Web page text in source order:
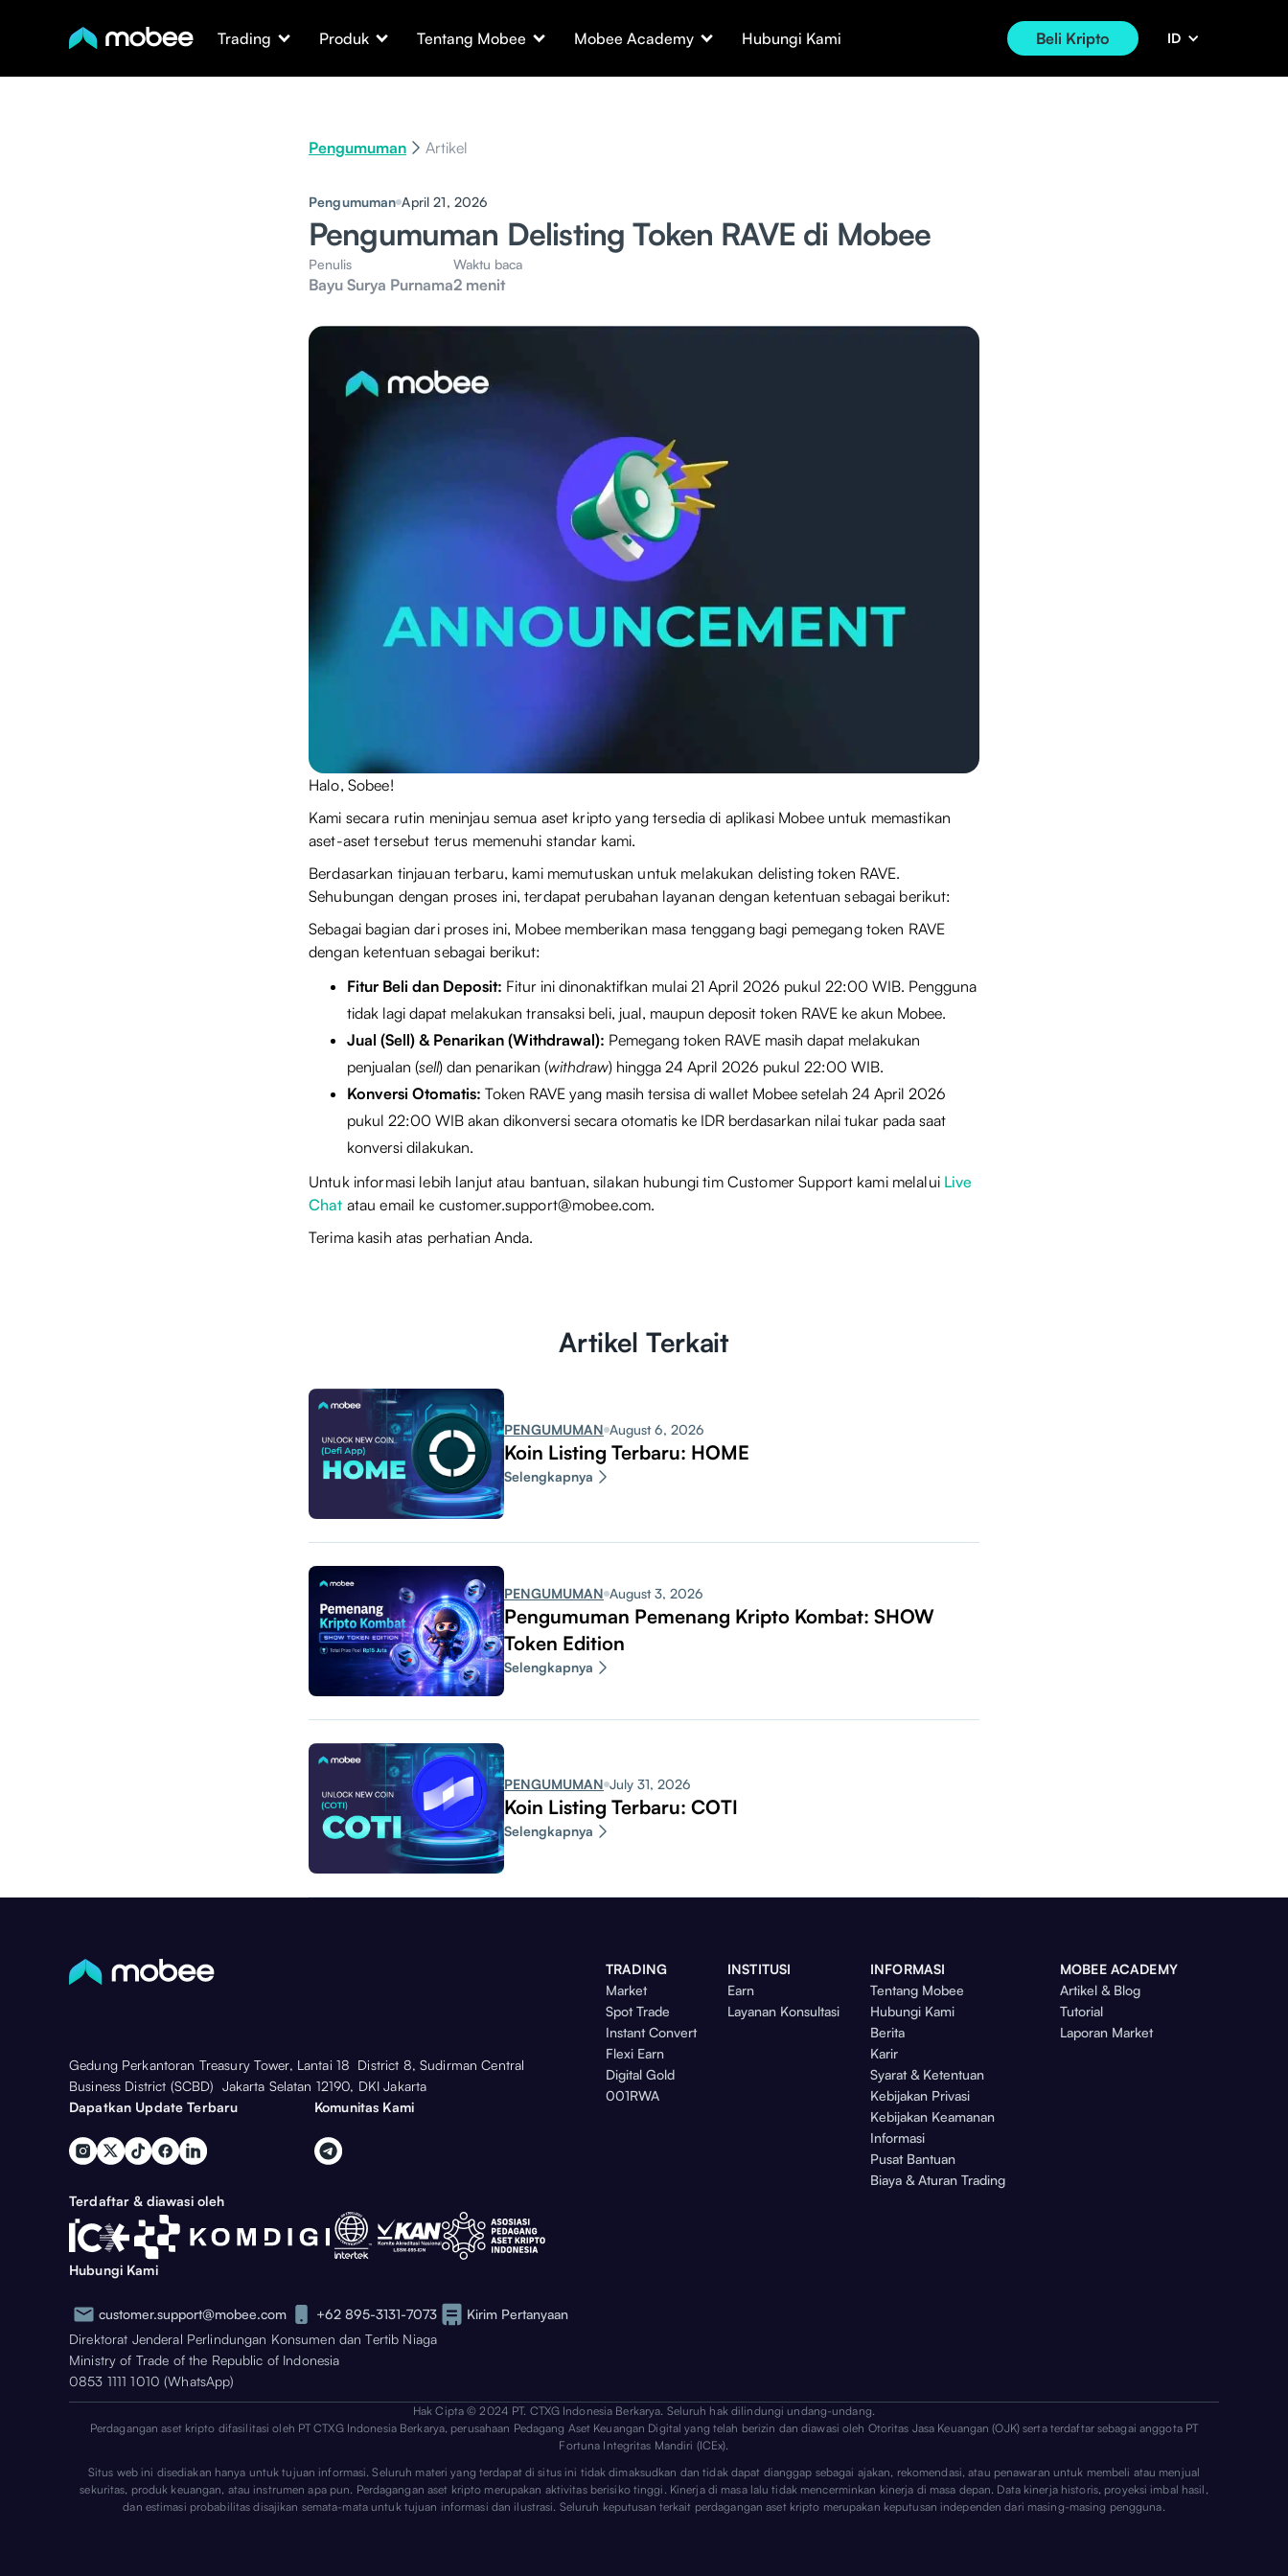
Trading Produk Tentang Mobee Mobee Academy Hubungi Kami Beli Kripto ID
Pengumuman Artikel
Pengumuman April 21, 2026
Pengumuman Delisting Token RAVE di Mobee
Penulis
Bayu Surya Purnama
Waktu baca
2 menit
Halo, Sobee!
Kami secara rutin meninjau semua aset kripto yang tersedia di aplikasi Mobee untuk memastikan
aset-aset tersebut terus memenuhi standar kami.
Berdasarkan tinjauan terbaru, kami memutuskan untuk melakukan delisting token RAVE.
Sehubungan dengan proses ini, terdapat perubahan layanan dengan ketentuan sebagai berikut:
Sebagai bagian dari proses ini, Mobee memberikan masa tenggang bagi pemegang token RAVE
dengan ketentuan sebagai berikut:
Fitur Beli dan Deposit: Fitur ini dinonaktifkan mulai 21 April 2026 pukul 22:00 WIB. Pengguna
tidak lagi dapat melakukan transaksi beli, jual, maupun deposit token RAVE ke akun Mobee.
Jual (Sell) & Penarikan (Withdrawal): Pemegang token RAVE masih dapat melakukan
penjualan (sell) dan penarikan (withdraw) hingga 24 April 2026 pukul 22:00 WIB.
Konversi Otomatis: Token RAVE yang masih tersisa di wallet Mobee setelah 24 April 2026
pukul 22:00 WIB akan dikonversi secara otomatis ke IDR berdasarkan nilai tukar pada saat
konversi dilakukan.
Untuk informasi lebih lanjut atau bantuan, silakan hubungi tim Customer Support kami melalui Live
Chat atau email ke customer.support@mobee.com.
Terima kasih atas perhatian Anda.
Artikel Terkait
PENGUMUMAN August 6, 2026
Koin Listing Terbaru: HOME
Selengkapnya
PENGUMUMAN August 3, 2026
Pengumuman Pemenang Kripto Kombat: SHOW
Token Edition
Selengkapnya
PENGUMUMAN July 31, 2026
Koin Listing Terbaru: COTI
Selengkapnya
Gedung Perkantoran Treasury Tower, Lantai 18 District 8, Sudirman Central
Business District (SCBD) Jakarta Selatan 12190, DKI Jakarta
Dapatkan Update Terbaru
Komunitas Kami
TRADING
Market
Spot Trade
Instant Convert
Flexi Earn
Digital Gold
001RWA
INSTITUSI
Earn
Layanan Konsultasi
INFORMASI
Tentang Mobee
Hubungi Kami
Berita
Karir
Syarat & Ketentuan
Kebijakan Privasi
Kebijakan Keamanan
Informasi
Pusat Bantuan
Biaya & Aturan Trading
MOBEE ACADEMY
Artikel & Blog
Tutorial
Laporan Market
Terdaftar & diawasi oleh
Hubungi Kami
customer.support@mobee.com +62 895-3131-7073
Kirim Pertanyaan
Direktorat Jenderal Perlindungan Konsumen dan Tertib Niaga
Ministry of Trade of the Republic of Indonesia
0853 1111 1010 (WhatsApp)
Hak Cipta © 2024 PT. CTXG Indonesia Berkarya. Seluruh hak dilindungi undang-undang.
Perdagangan aset kripto difasilitasi oleh PT CTXG Indonesia Berkarya, perusahaan Pedagang Aset Keuangan Digital yang telah berizin dan diawasi oleh Otoritas Jasa Keuangan (OJK) serta terdaftar sebagai anggota PT
Fortuna Integritas Mandiri (ICEx).
Situs web ini disediakan hanya untuk tujuan informasi. Seluruh materi yang terdapat di situs ini tidak dimaksudkan dan tidak dapat dianggap sebagai ajakan, rekomendasi, atau penawaran untuk membeli atau menjual
sekuritas, produk keuangan, atau instrumen apa pun. Perdagangan aset kripto merupakan aktivitas berisiko tinggi. Kinerja di masa lalu tidak mencerminkan kinerja di masa depan. Data kinerja historis, proyeksi imbal hasil,
dan estimasi probabilitas disajikan semata-mata untuk tujuan informasi dan ilustrasi. Seluruh keputusan terkait perdagangan aset kripto merupakan keputusan independen dari masing-masing pengguna.